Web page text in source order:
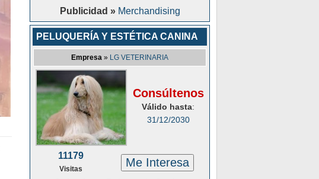
Publicidad » Merchandising
PELUQUERÍA Y ESTÉTICA CANINA
Empresa » LG VETERINARIA
Consúltenos
Válido hasta:
31/12/2030
11179
Visitas Me Interesa